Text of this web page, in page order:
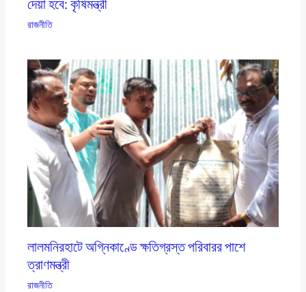
দেয়া হবে: কৃষিমন্ত্রী
রাজনীতি
লালমনিরহাটে অগ্নিকাণ্ডে ক্ষতিগ্রস্ত পরিবারর পাশে
ত্রাণমন্ত্রী
রাজনীতি